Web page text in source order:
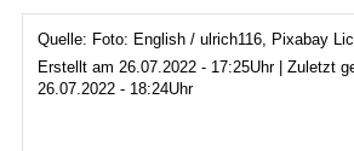
Quelle: Foto: English / ulrich116, Pixabay
Erstellt am 26.07.2022 - 17:25Uhr | Zuletzt
26.07.2022 - 18:24Uhr